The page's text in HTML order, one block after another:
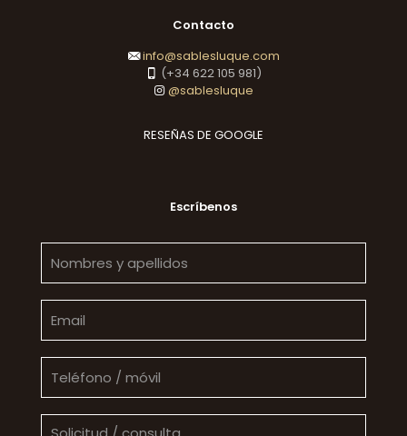
Contacto
info@sablesluque.com
(+34 622 105 981)
@sablesluque
RESEÑAS DE GOOGLE
Escríbenos